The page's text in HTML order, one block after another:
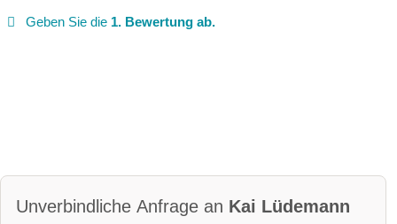
Geben Sie die 1. Bewertung ab.
Unverbindliche Anfrage an Kai Lüdemann